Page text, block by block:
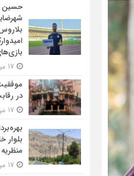
حسین
در
بلوار
منظریه